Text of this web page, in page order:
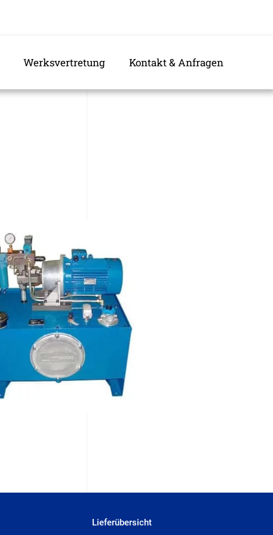
Werksvertretung Kontakt & Anfragen
Lieferübersicht